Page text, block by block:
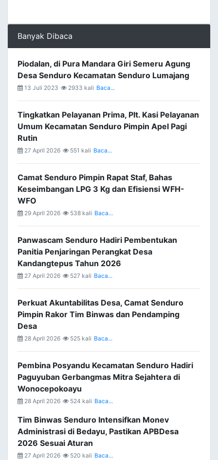
Banyak Dibaca
Piodalan, di Pura Mandara Giri Semeru Agung
Desa Senduro Kecamatan Senduro Lumajang
13 Juli 2023 2933 kali Baca...
Tingkatkan Pelayanan Prima, Plt. Kasi Pelayanan
Umum Kecamatan Senduro Pimpin Apel Pagi
Rutin
27 April 2026 551 kali Baca...
Camat Senduro Pimpin Rapat Staf, Bahas
Keseimbangan LPG 3 Kg dan Efisiensi WFH-
WFO
29 April 2026 538 kali Baca...
Panwascam Senduro Hadiri Pembentukan
Panitia Penjaringan Perangkat Desa
Kandangtepus Tahun 2026
27 April 2026 527 kali Baca...
Perkuat Akuntabilitas Desa, Camat Senduro
Pimpin Rakor Tim Binwas dan Pendamping
Desa
28 April 2026 525 kali Baca...
Pembina Posyandu Kecamatan Senduro Hadiri
Paguyuban Gerbangmas Mitra Sejahtera di
Wonocepokoayu
28 April 2026 524 kali Baca...
Tim Binwas Senduro Intensifkan Monev
Administrasi di Bedayu, Pastikan APBDesa
2026 Sesuai Aturan
27 April 2026 520 kali Baca...